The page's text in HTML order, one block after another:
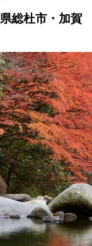
総杜市・加賀